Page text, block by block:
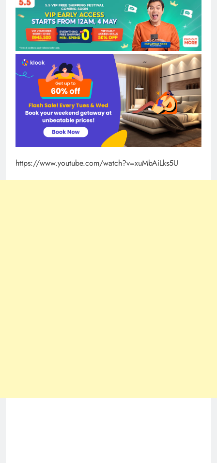
https://www.youtube.com/watch?v=xuMbAiLks5U